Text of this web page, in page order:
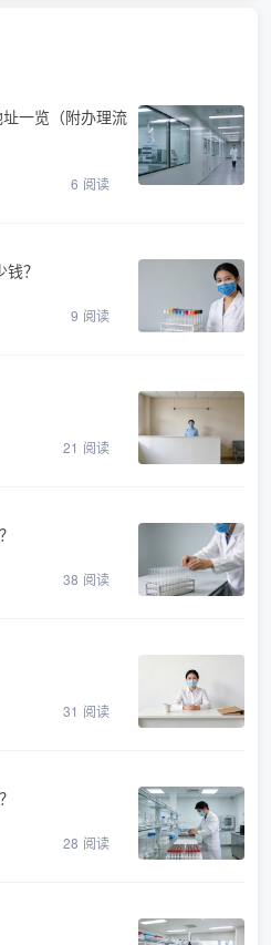
一览（附办理流
6 阅读
？
9 阅读
21 阅读
38 阅读
31 阅读
28 阅读